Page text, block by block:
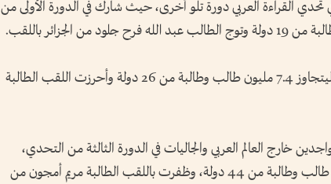
القراءة العربي دورة تلو أخرى، حيث شارك في الدورة الأولى من
وتضاعف العدد في الدورة الثانية ليتجاوز 7.4 مليون طالب وطالبة من 26 دولة وأحرزت اللقب الطالبة
خارج العالم العربي والجاليات في الدورة الثالثة من التحدي،
قارب عدد المشاركين 10.5 مليون طالب وطالبة من 44 دولة، وظفرت باللقب الطالبة مريم أمجون من